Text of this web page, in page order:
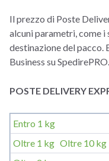
Il prezzo di Poste
alcuni parametri, come i
destinazione del pacco.
Business su SpedirePRO.
POSTE DELIVERY
Entro 1 kg
Oltre 1 kg Oltre 10 kg